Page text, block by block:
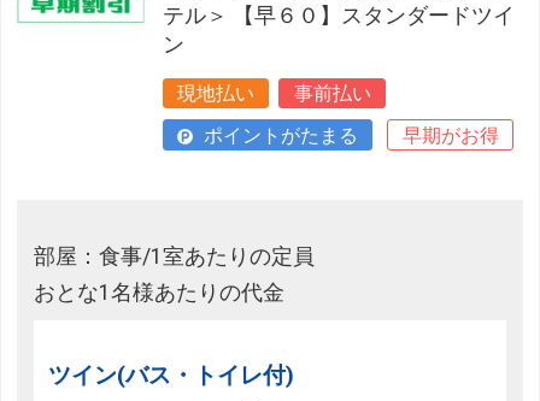
テル＞ 【早６０】スタンダードツイ
ン
現地払い
事前払い
ポイントがたまる
早期がお得
部屋：食事/1室あたりの定員
おとな1名様あたりの代金
ツイン(バス・トイレ付)